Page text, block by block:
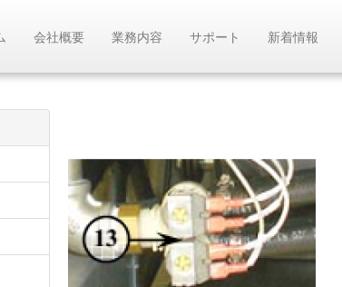
会社概要 業務内容 サポート 新着情報